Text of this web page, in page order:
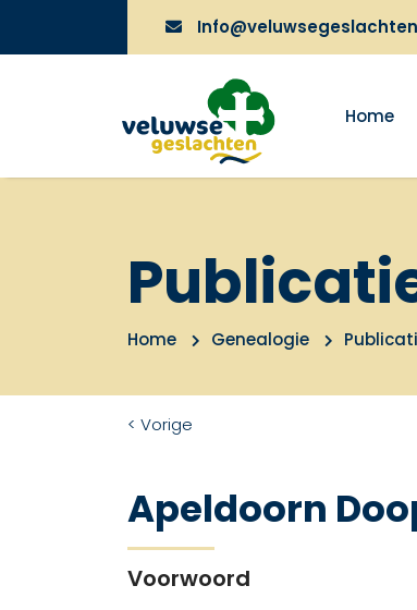
Home
Home Genealogie
< Vorige
Apeldoorn
Voorwoord